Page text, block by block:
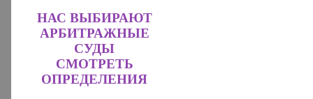
НАС ВЫБИРАЮТ
АРБИТРАЖНЫЕ
СУДЫ
СМОТРЕТЬ
ОПРЕДЕЛЕНИЯ